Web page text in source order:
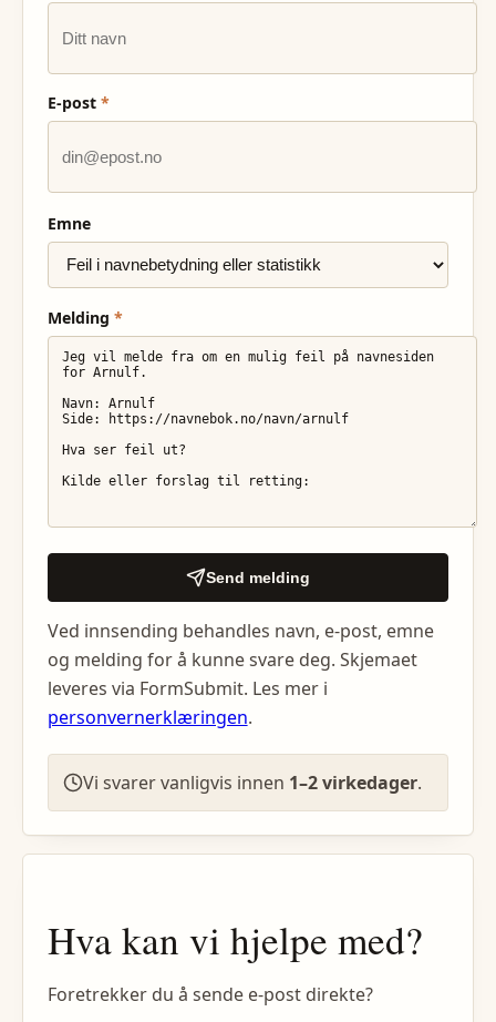
E-post *
Emne
Melding *
Send melding
Ved innsending behandles navn, e-post, emne
og melding for å kunne svare deg. Skjemaet
leveres via FormSubmit. Les mer i
personvernerklæringen.
Vi svarer vanligvis innen 1–2 virkedager.
Hva kan vi hjelpe med?
Foretrekker du å sende e-post direkte?